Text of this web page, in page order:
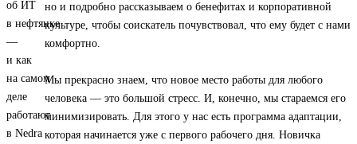
но и подробно рассказываем о бенефитах и корпоративной
культуре, чтобы соискатель почувствовал, что ему будет с нами
комфортно.
Мы прекрасно знаем, что новое место работы для любого
человека — это большой стресс. И, конечно, мы стараемся его
минимизировать. Для этого у нас есть программа адаптации,
которая начинается уже с первого рабочего дня. Новичка